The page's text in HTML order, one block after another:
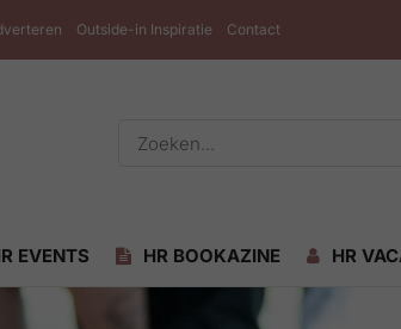
Outside-in Inspiratie Contact
EVENTS HR BOOKAZINE HR